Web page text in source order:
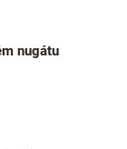
nugátu